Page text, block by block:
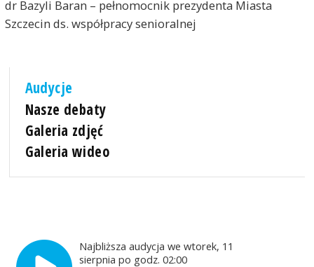
dr Bazyli Baran – pełnomocnik prezydenta Miasta
Szczecin ds. współpracy senioralnej
Audycje
Nasze debaty
Galeria zdjęć
Galeria wideo
Najbliższa audycja we wtorek, 11
sierpnia po godz. 02:00